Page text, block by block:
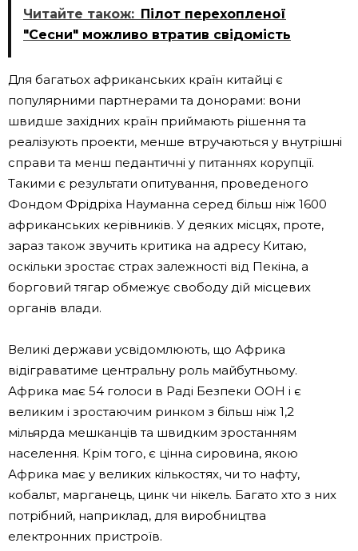
Читайте також: Пілот перехопленої
"Сесни" можливо втратив свідомість
Для багатьох африканських країн китайці є
популярними партнерами та донорами: вони
швидше західних країн приймають рішення та
реалізують проекти, менше втручаються у внутрішні
справи та менш педантичні у питаннях корупції.
Такими є результати опитування, проведеного
Фондом Фрідріха Науманна серед більш ніж 1600
африканських керівників. У деяких місцях, проте,
зараз також звучить критика на адресу Китаю,
оскільки зростає страх залежності від Пекіна, а
борговий тягар обмежує свободу дій місцевих
органів влади.
Великі держави усвідомлюють, що Африка
відіграватиме центральну роль майбутньому.
Африка має 54 голоси в Раді Безпеки ООН і є
великим і зростаючим ринком з більш ніж 1,2
мільярда мешканців та швидким зростанням
населення. Крім того, є цінна сировина, якою
Африка має у великих кількостях, чи то нафту,
кобальт, марганець, цинк чи нікель. Багато хто з них
потрібний, наприклад, для виробництва
електронних пристроїв.